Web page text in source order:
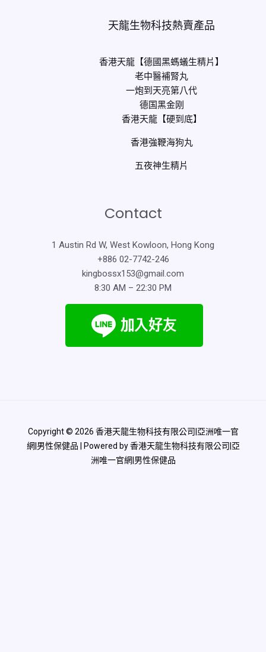
天龍生物科技熱賣產品
香港天龍【德國黑螞蟻生精片】
老中醫補腎丸
一炮到天亮第八代
德国黑金刚
香港天龍【硬到底】
香港強鞭海狗丸
五夜神生精片
Contact
1 Austin Rd W, West Kowloon, Hong Kong
+886 02-7742-246
kingbossx153@gmail.com
8:30 AM – 22:30 PM
Copyright © 2026 香港天龍生物科技有限公司|亞洲唯一官
網|男性保健品 | Powered by 香港天龍生物科技有限公司|亞
洲唯一官網|男性保健品